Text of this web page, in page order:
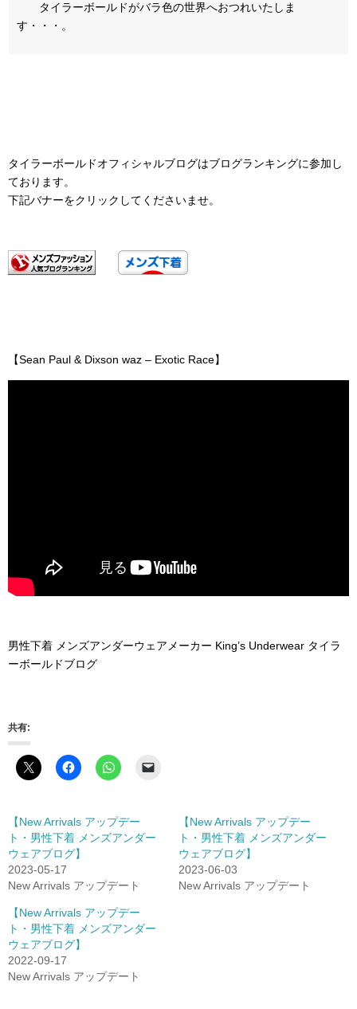
タイラーボールドがバラ色の世界へおつれいたしま
す・・・。
タイラーボールドオフィシャルブログはブログランキングに参加し
ております。
下記バナーをクリックしてくださいませ。
【Sean Paul & Dixson waz – Exotic Race】
男性下着 メンズアンダーウェアメーカー King’s Underwear タイラ
ーボールドブログ
共有:
【New Arrivals アップデー
ト・男性下着 メンズアンダー
ウェアブログ】
2023-05-17
New Arrivals アップデート
【New Arrivals アップデー
ト・男性下着 メンズアンダー
ウェアブログ】
2023-06-03
New Arrivals アップデート
【New Arrivals アップデー
ト・男性下着 メンズアンダー
ウェアブログ】
2022-09-17
New Arrivals アップデート